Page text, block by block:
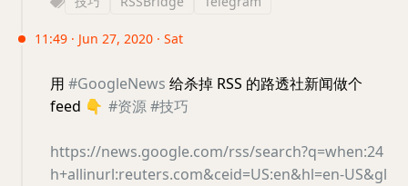
11:49 · Jun 27, 2020 · Sat
用 #GoogleNews 给杀掉 RSS 的路透社新闻做个
feed 👇 #资源#技巧
https://news.google.com/rss/search?q=when:24
h+allinurl:reuters.com&ceid=US:en&hl=en-US&gl